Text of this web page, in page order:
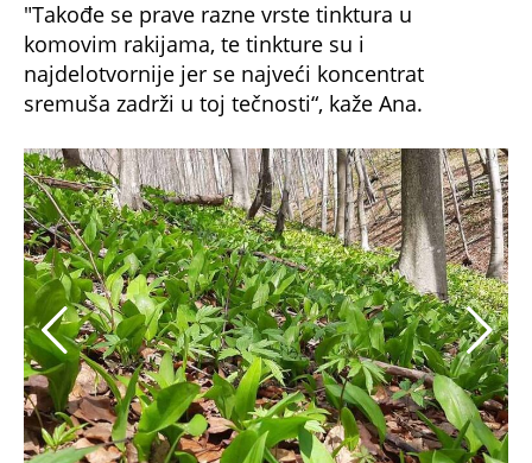
"Takođe se prave razne vrste tinktura u
komovim rakijama, te tinkture su i
najdelotvornije jer se najveći koncentrat
sremuša zadrži u toj tečnosti“, kaže Ana.